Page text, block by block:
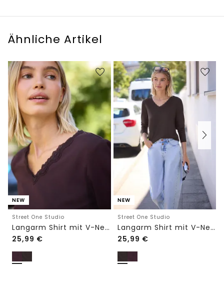
Ähnliche Artikel
NEW
Street One Studio
Langarm Shirt mit V-Neck und Spitze
25,99 €
NEW
Street One Studio
Langarm Shirt mit V-Neck und Spitze
25,99 €